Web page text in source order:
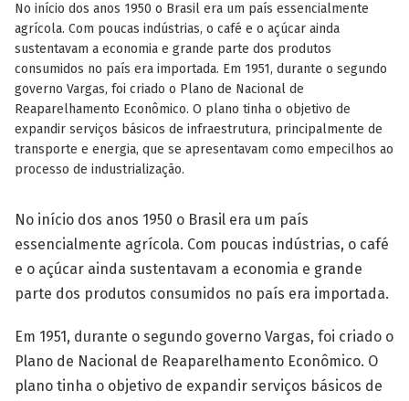
No início dos anos 1950 o Brasil era um país essencialmente
agrícola. Com poucas indústrias, o café e o açúcar ainda
sustentavam a economia e grande parte dos produtos
consumidos no país era importada. Em 1951, durante o segundo
governo Vargas, foi criado o Plano de Nacional de
Reaparelhamento Econômico. O plano tinha o objetivo de
expandir serviços básicos de infraestrutura, principalmente de
transporte e energia, que se apresentavam como empecilhos ao
processo de industrialização.
No início dos anos 1950 o Brasil era um país
essencialmente agrícola. Com poucas indústrias, o café
e o açúcar ainda sustentavam a economia e grande
parte dos produtos consumidos no país era importada.
Em 1951, durante o segundo governo Vargas, foi criado o
Plano de Nacional de Reaparelhamento Econômico. O
plano tinha o objetivo de expandir serviços básicos de